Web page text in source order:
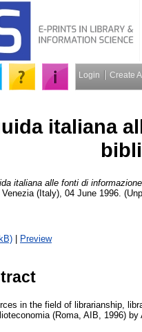
Login Create
italiana
italiana alle fonti di
(Italy), 04 June 1996.
| Preview
in the field of librarianship,
(Roma, AIB, 1996)